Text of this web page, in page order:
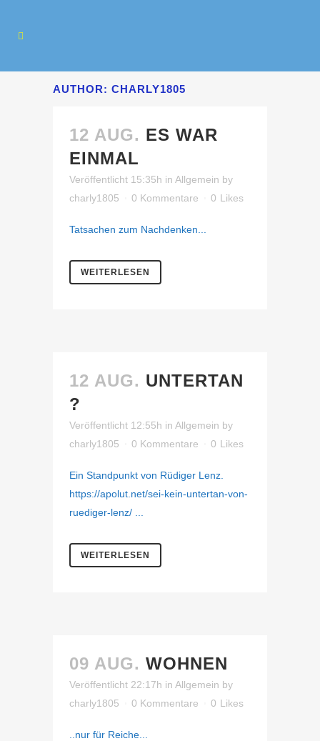
AUTHOR: CHARLY1805
12 AUG. ES WAR
EINMAL
Veröffentlicht 15:35h in Allgemein by
charly1805
0 Kommentare 0 Likes
Tatsachen zum Nachdenken...
WEITERLESEN
12 AUG. UNTERTAN
?
Veröffentlicht 12:55h in Allgemein by
charly1805
0 Kommentare 0 Likes
Ein Standpunkt von Rüdiger Lenz.
https://apolut.net/sei-kein-untertan-von-
ruediger-lenz/ ...
WEITERLESEN
09 AUG. WOHNEN
Veröffentlicht 22:17h in Allgemein by
charly1805
0 Kommentare 0 Likes
..nur für Reiche...